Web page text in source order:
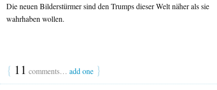
Die neuen Bilderstürmer sind den Trumps dieser Welt näher als sie
wahrhaben wollen.
{ 11 comments… add one }